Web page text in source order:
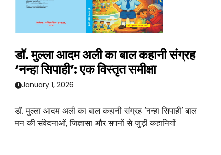
डॉ. मुल्ला आदम अली का बाल कहानी संग्रह
‘नन्हा सिपाही’: एक विस्तृत समीक्षा
January 1, 2026
डॉ. मुल्ला आदम अली का बाल कहानी संग्रह ‘नन्हा सिपाही’ बाल
मन की संवेदनाओं, जिज्ञासा और सपनों से जुड़ी कहानियों